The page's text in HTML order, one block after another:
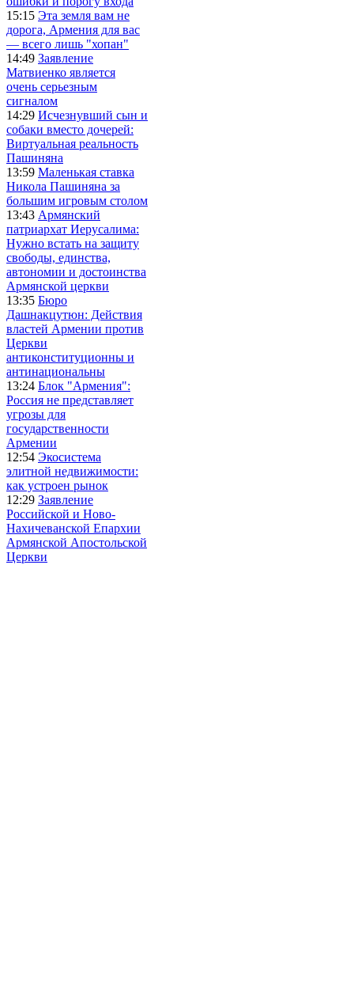
15:15 Эта земля вам не
дорога, Армения для вас
— всего лишь "хопан"
14:49 Заявление
Матвиенко является
очень серьезным
сигналом
14:29 Исчезнувший сын и
собаки вместо дочерей:
Виртуальная реальность
Пашиняна
13:59 Маленькая ставка
Никола Пашиняна за
большим игровым столом
13:43 Армянский
патриархат Иерусалима:
Нужно встать на защиту
свободы, единства,
автономии и достоинства
Армянской церкви
13:35 Бюро
Дашнакцутюн: Действия
властей Армении против
Церкви
антиконституционны и
антинациональны
13:24 Блок "Армения":
Россия не представляет
угрозы для
государственности
Армении
12:54 Экосистема
элитной недвижимости:
как устроен рынок
12:29 Заявление
Российской и Ново-
Нахичеванской Епархии
Армянской Апостольской
Церкви